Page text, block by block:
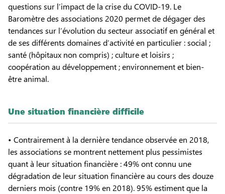
questions sur l’impact de la crise du COVID-19. Le
Baromètre des associations 2020 permet de dégager des
tendances sur l’évolution du secteur associatif en général et
de ses différents domaines d’activité en particulier : social ;
santé (hôpitaux non compris) ; culture et loisirs ;
coopération au développement ; environnement et bien-
être animal.
Une situation financière difficile
• Contrairement à la dernière tendance observée en 2018,
les associations se montrent nettement plus pessimistes
quant à leur situation financière : 49% ont connu une
dégradation de leur situation financière au cours des douze
derniers mois (contre 19% en 2018). 95% estiment que la